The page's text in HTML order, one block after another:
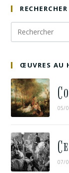
RECHERCHER
ŒUVRES AU
05/
07/